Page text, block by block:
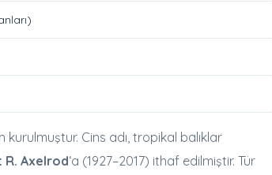
Cins adı, tropikal balıklar
R. Axelrod‘a (1927–2017) ithaf edilmiştir. Tür